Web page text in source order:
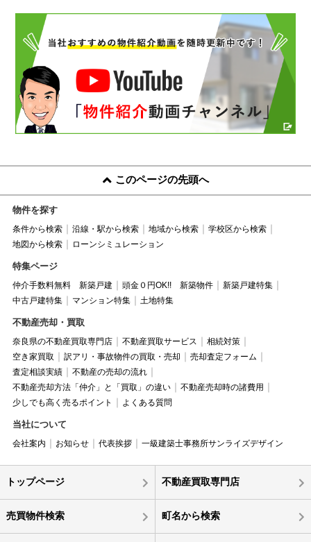
このページの先頭へ
物件を探す
条件から検索 沿線・駅から検索 地域から検索
学校区から検索
地図から検索
ローンシミュレーション
特集ページ
仲介手数料無料 新築戸建 頭金０円OK!! 新築物件
新築戸建特集
中古戸建特集
マンション特集 土地特集
不動産売却・買取
奈良県の不動産買取専門店 不動産買取サービス
相続対策
空き家買取
訳アリ・事故物件の買取・売却
売却査定フォーム
査定相談実績
不動産の売却の流れ
不動産売却方法「仲介」と「買取」の違い
不動産売却時の諸費用
少しでも高く売るポイント
よくある質問
当社について
会社案内 お知らせ 代表挨拶 一級建築士事務所サンライズデザイン
トップページ 不動産買取専門店
売買物件検索 町名から検索